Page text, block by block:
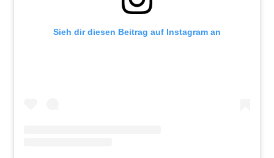
Sieh dir diesen Beitrag auf Instagram an